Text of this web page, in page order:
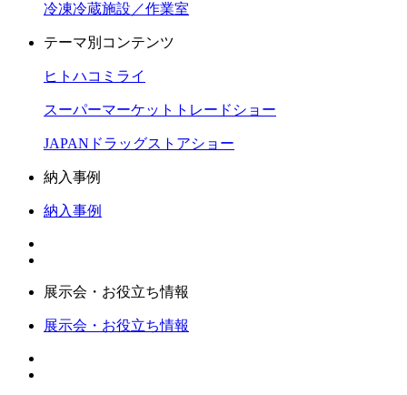
冷凍冷蔵施設／作業室
テーマ別コンテンツ
ヒトハコミライ
スーパーマーケットトレードショー
JAPANドラッグストアショー
納入事例
納入事例
展示会・お役立ち情報
展示会・お役立ち情報